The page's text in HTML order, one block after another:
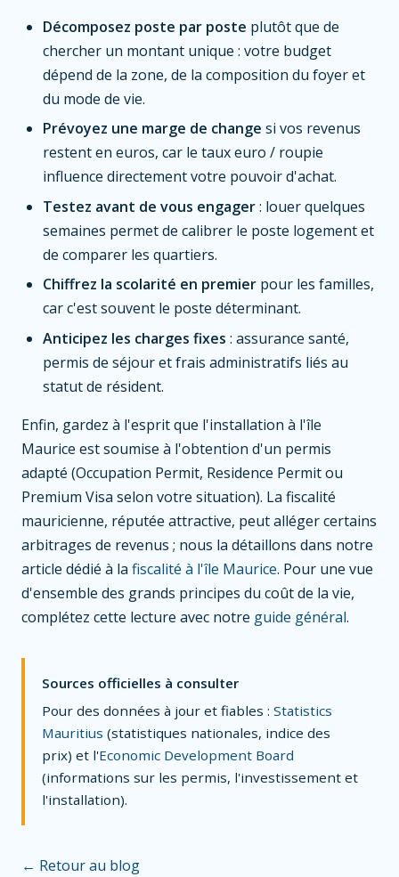
Décomposez poste par poste plutôt que de
chercher un montant unique : votre budget
dépend de la zone, de la composition du foyer et
du mode de vie.
Prévoyez une marge de change si vos revenus
restent en euros, car le taux euro / roupie
influence directement votre pouvoir d'achat.
Testez avant de vous engager: louer quelques
semaines permet de calibrer le poste logement et
de comparer les quartiers.
Chiffrez la scolarité en premier pour les familles,
car c'est souvent le poste déterminant.
Anticipez les charges fixes : assurance santé,
permis de séjour et frais administratifs liés au
statut de résident.
Enfin, gardez à l'esprit que l'installation à l'île
Maurice est soumise à l'obtention d'un permis
adapté (Occupation Permit, Residence Permit ou
Premium Visa selon votre situation). La fiscalité
mauricienne, réputée attractive, peut alléger certains
arbitrages de revenus ; nous la détaillons dans notre
article dédié à la fiscalité à l'île Maurice. Pour une vue
d'ensemble des grands principes du coût de la vie,
complétez cette lecture avec notre guide général.
Sources officielles à consulter
Pour des données à jour et fiables :Statistics
Mauritius (statistiques nationales, indice des
prix) et l'Economic Development Board
(informations sur les permis, l'investissement et
l'installation).
← Retour au blog